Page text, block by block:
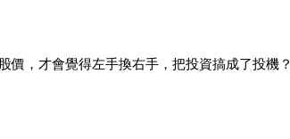
價，才會覺得左手換右手，把投資搞成了投機？